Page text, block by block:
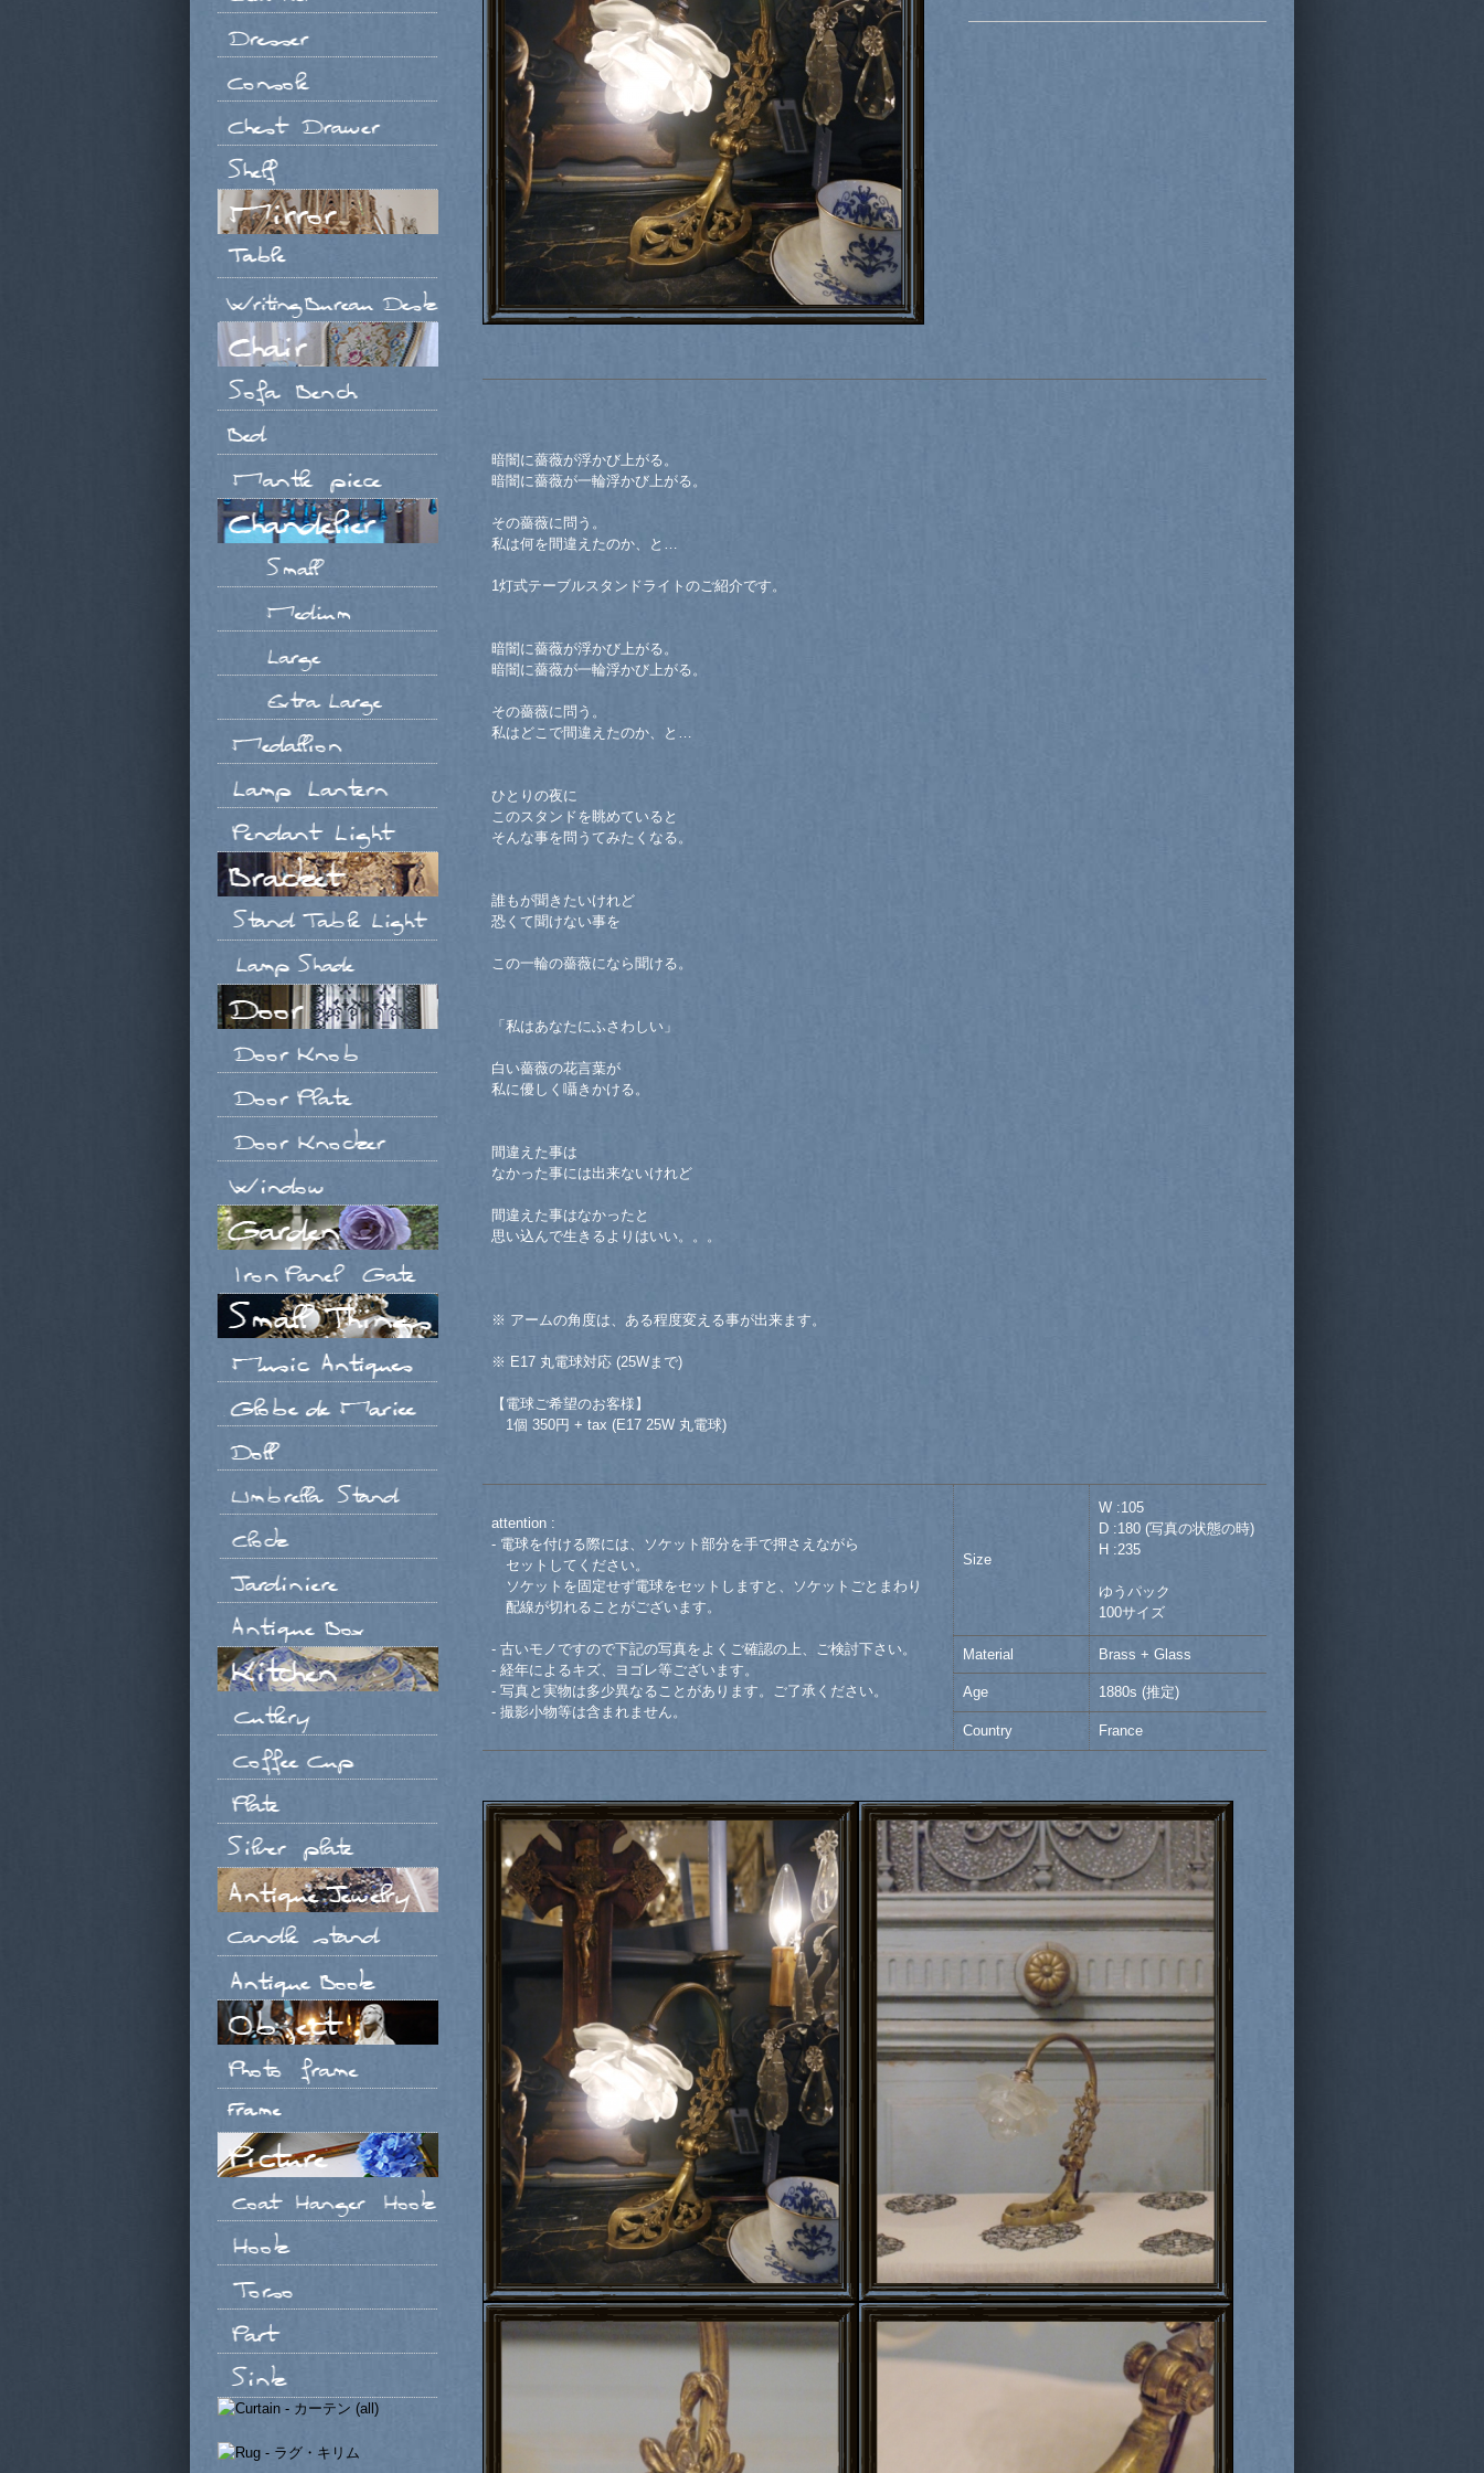
暗闇に薔薇が浮かび上がる。
暗闇に薔薇が一輪浮かび上がる。
その薔薇に問う。
私は何を間違えたのか、と…
1灯式テーブルスタンドライトのご紹介です。
暗闇に薔薇が浮かび上がる。
暗闇に薔薇が一輪浮かび上がる。
その薔薇に問う。
私はどこで間違えたのか、と…
ひとりの夜に
このスタンドを眺めていると
そんな事を問うてみたくなる。
誰もが聞きたいけれど
恐くて聞けない事を
この一輪の薔薇になら聞ける。
「私はあなたにふさわしい」
白い薔薇の花言葉が
私に優しく囁きかける。
間違えた事は
なかった事には出来ないけれど
間違えた事はなかったと
思い込んで生きるよりはいい。。。
※ アームの角度は、ある程度変える事が出来ます。
※ E17 丸電球対応 (25Wまで)
【電球ご希望のお客様】
1個 350円 + tax (E17 25W 丸電球)
attention :
- 電球を付ける際には、ソケット部分を手で押さえながら
セットしてください。
ソケットを固定せず電球をセットしますと、ソケットごとまわり
配線が切れることがございます。
- 古いモノですので下記の写真をよくご確認の上、ご検討下さい。
- 経年によるキズ、ヨゴレ等ございます。
- 写真と実物は多少異なることがあります。ご了承ください。
- 撮影小物等は含まれません。
Size
W :105
D :180 (写真の状態の時)
H :235
ゆうパック
100サイズ
Material Brass + Glass
Age 1880s (推定)
Country France